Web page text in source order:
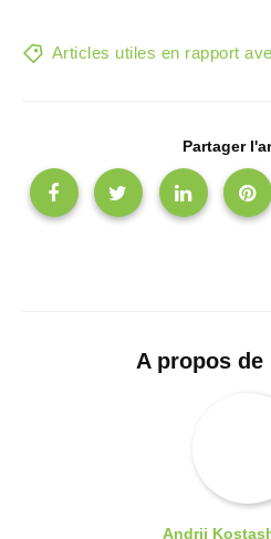
Articles utiles en rapport
Partager
A propos
Andrii